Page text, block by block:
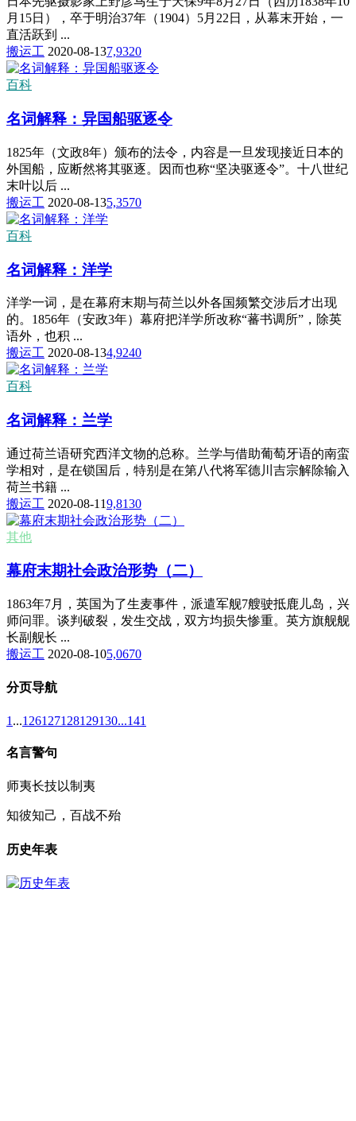
月15日），卒于明治37年（1904）5月22日，从幕末开始，一
直活跃到 ...
搬运工 2020-08-137,9320
百科
名词解释：异国船驱逐令
1825年（文政8年）颁布的法令，内容是一旦发现接近日本的
外国船，应断然将其驱逐。因而也称“坚决驱逐令”。十八世纪
末叶以后 ...
搬运工 2020-08-135,3570
百科
名词解释：洋学
洋学一词，是在幕府末期与荷兰以外各国频繁交涉后才出现
的。1856年（安政3年）幕府把洋学所改称“蕃书调所”，除英
语外，也积 ...
搬运工 2020-08-134,9240
百科
名词解释：兰学
通过荷兰语研究西洋文物的总称。兰学与借助葡萄牙语的南蛮
学相对，是在锁国后，特别是在第八代将军德川吉宗解除输入
荷兰书籍 ...
搬运工 2020-08-119,8130
其他
幕府末期社会政治形势（二）
1863年7月，英国为了生麦事件，派遣军舰7艘驶抵鹿儿岛，兴
师问罪。谈判破裂，发生交战，双方均损失惨重。英方旗舰舰
长副舰长 ...
搬运工 2020-08-105,0670
分页导航
1 ...126127128129130...141
名言警句
师夷长技以制夷
知彼知己，百战不殆
历史年表